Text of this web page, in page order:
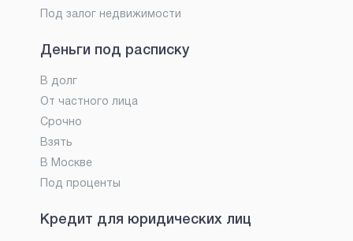
Под залог недвижимости
Деньги под расписку
В долг
От частного лица
Срочно
Взять
В Москве
Под проценты
Кредит для юридических лиц